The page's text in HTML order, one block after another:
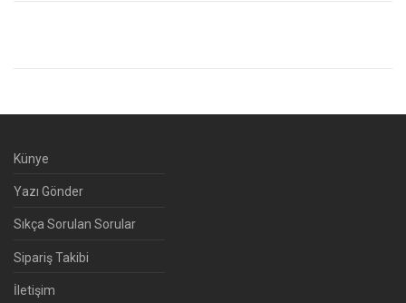
Künye
Yazı Gönder
Sıkça Sorulan Sorular
Sipariş Takibi
İletişim